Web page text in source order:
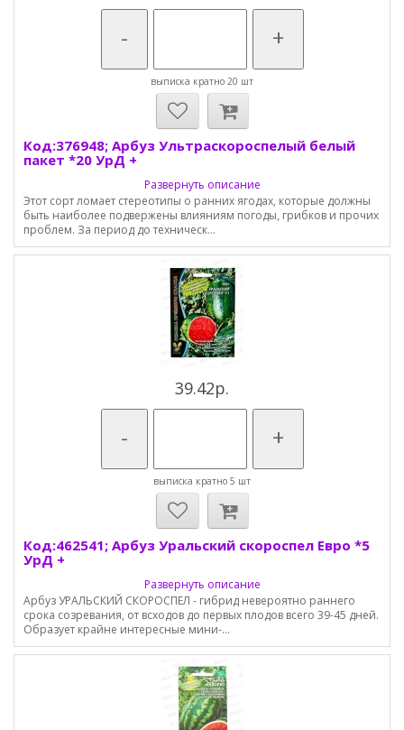
- +
выписка кратно 20 шт
Код:376948; Арбуз Ультраскороспелый белый
пакет *20 УрД +
Развернуть описание
Этот сорт ломает стереотипы о ранних ягодах, которые должны
быть наиболее подвержены влияниям погоды, грибков и прочих
проблем. За период до техническ...
39.42р.
- +
выписка кратно 5 шт
Код:462541; Арбуз Уральский скороспел Евро *5
УрД +
Развернуть описание
Арбуз УРАЛЬСКИЙ СКОРОСПЕЛ - гибрид невероятно раннего
срока созревания, от всходов до первых плодов всего 39-45 дней.
Образует крайне интересные мини-...